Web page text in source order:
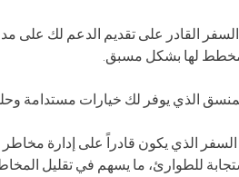
القادر على تقديم الدعم لك على
لها بشكل مسبق.
الذي يكون قادراً على إدارة
للطوارئ، ما يسهم في تقليل